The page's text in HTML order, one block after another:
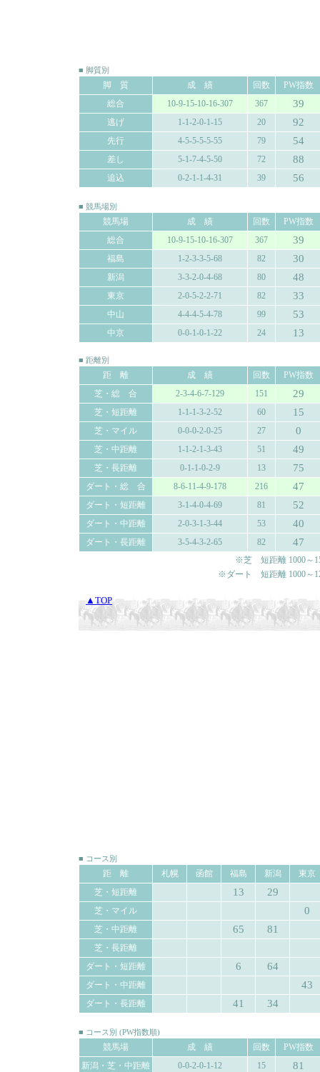
■ 脚質別
脚 質 成 績 回数
PW指数
総合
10-9-15-10-16-307 367 39
逃げ 1-1-2-0-1-15 20 92
先行 4-5-5-5-5-55 79 54
差し 5-1-7-4-5-50 72 88
追込 0-2-1-1-4-31 39 56
■ 競馬場別
競馬場 成 績 回数
PW指数
総合
10-9-15-10-16-307 367 39
福島 1-2-3-3-5-68 82 30
新潟 3-3-2-0-4-68 80 48
東京 2-0-5-2-2-71 82 33
中山 4-4-4-5-4-78 99 53
中京 0-0-1-0-1-22 24 13
■ 距離別
距 離 成 績 回数
PW指数
芝・総 合
2-3-4-6-7-129 151 29
芝・短距離 1-1-1-3-2-52 60 15
芝・マイル 0-0-0-2-0-25 27 0
芝・中距離 1-1-2-1-3-43 51 49
芝・長距離 0-1-1-0-2-9 13 75
ダート・総 合 8-6-11-4-9-178 216 47
ダート・短距離 3-1-4-0-4-69 81 52
ダート・中距離 2-0-3-1-3-44 53 40
ダート・長距離 3-5-4-3-2-65 82 47
※芝 短距離 1000～
※ダート 短距離 1000～
▲TOP
■ コース別
距 離 札幌 函館 福島 新潟
東京
芝・短距離
13 29
芝・マイル 0
芝・中距離 65 81
芝・長距離
ダート・短距離
6 64
ダート・中距離 43
ダート・長距離 41 34
■ コース別 (PW指数順)
競馬場 成 績 回数
PW指数
新潟・芝・中距離
0-0-2-0-1-12 15 81